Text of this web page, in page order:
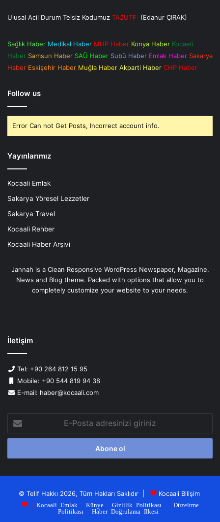
Ulusal Acil Durum Telsiz Kodumuz TA2UTF (Edanur ÇIRAK)
Sağlık Haber Medikal Haber MHP Haber Konya Haber Kocaeli
Haber Samsun Haber SAÜ Haber Subü Haber Emlak Haber Sakarya
Haber Eskişehir Haber Muğla Haber Akparti Haber CHP Haber
Follow us
Error Can not Get Posts, Incorrect account info.
Yayınlarımız
Kocaali Emlak
Sakarya Yöresel Lezzetler
Sakarya Travel
Kocaali Rehber
Kocaali Haber Arşivi
Jannah is a Clean Responsive WordPress Newspaper, Magazine,
News and Blog theme. Packed with options that allow you to
completely customize your website to your needs.
İletişim
Tel: +90 264 812 15 95
Mobile: +90 544 819 94 38
E-mail: haber@kocaali.com
Posta
adresinizi
© Telif Hakkı 2026, Tüm Hakları Saklıdır | Kocaali Bilişim
| Kocaali Emlak | Künye| Gizlilik Politikası | Düzeltme
Politikası | Haber Doğrulama Ilkesi